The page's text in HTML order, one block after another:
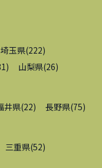
埼玉県(222)
) 山梨県(26)
井県(22) 長野県(75)
三重県(52)